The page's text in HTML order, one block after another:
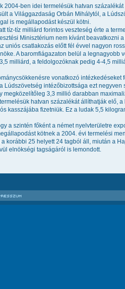
2004-ben idei termelésük hatvan
a Világgazdaság Orbán Mihálytól, a
is megállapodást készül kötni.
tíz-tíz milliárd forintos veszteség érte a
Minisztérium nem kívánt beavatkozni
csatlakozás előtt fél évvel nagyon
A baromfiágazaton belül a legnagyobb
milliárd, a feldolgozóknak pedig 4-4,5
vonatkozó intézkedéseket
intézőbizottsága ezt negyven
megközelítőleg 3,3 millió darabban
hatvan százalékát állíthatják elő,
kasszájába fizetniük. Ez a ludak 5,5
a szintén főként a német nyelvterületre
kötnek a 2004. évi termelési
korábbi 25 helyett 24 tagból áll, miután a
elnökségi tagságáról is lemondott.